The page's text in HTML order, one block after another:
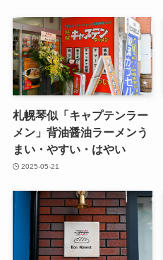
札幌琴似「キャプテンラー
メン」背油醤油ラーメンう
まい・やすい・はやい
2025-05-21